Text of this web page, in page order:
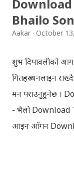
Bhailo
Aakar October
शुभ दिपावलीको
गितहरु अनलाइन
मन पराउनुहुनेछ ।
- भैलो Download
आइन आँगन